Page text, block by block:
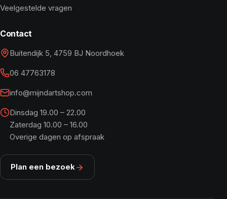
Veelgestelde vragen
Contact
Buitendijk 5, 4759 BJ Noordhoek
06 47763178
info@mijndartshop.com
Dinsdag 19.00 – 22.00
Zaterdag 10.00 – 16.00
Overige dagen op afspraak
Plan een bezoek